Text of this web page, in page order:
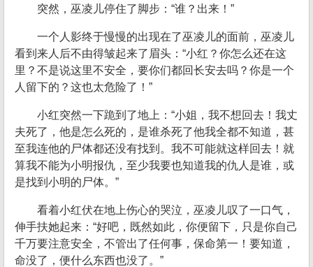
突然，巫凌儿停住了脚步：“谁？出来！”
一个人影终于慢慢的出现在了巫凌儿的面前，巫凌儿
看到来人后不由得皱起来了眉头：“小红？你怎么还在这
里？不是说这里不安全，要你们都回长安去吗？你是一个
人留下的？这也太危险了！”
小红突然一下跪到了地上：“小姐，我不想回去！我丈
夫死了，他是怎么死的，是谁杀死了他我全都不知道，甚
至我连他的尸体都还没有找到。我不可能就这样回去！就
算我不能为小明报仇，至少我要也知道我的仇人是谁，或
是找到小明的尸体。”
看着小红伏在地上伤心的哭泣，巫凌儿叹了一口气，
伸手扶她起来：“好吧，既然如此，你便留下，只是你自己
千万要注意安全，不管出了任何事，保命第一！要知道，
命没了，便什么东西也没了。”